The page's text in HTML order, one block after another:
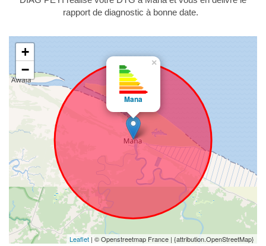
rapport de diagnostic à bonne date.
Mana
×
+
−
Leaflet | © Openstreetmap France | {attribution.OpenStreetMap}